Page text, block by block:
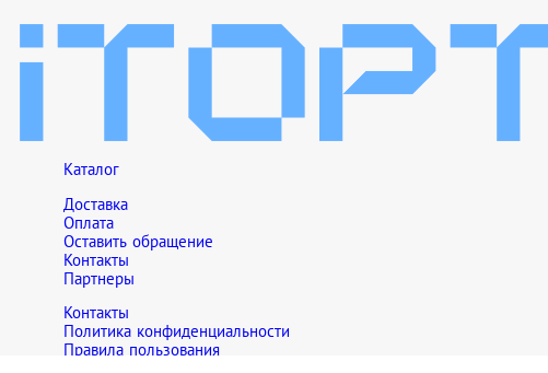
Каталог
Доставка
Оплата
Оставить обращение
Контакты
Партнеры
Контакты
Политика конфиденциальности
Правила пользования